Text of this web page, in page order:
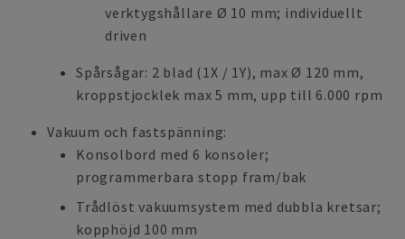
verktygshållare Ø 10 mm; individuellt
driven
Spårsågar: 2 blad (1X / 1Y), max Ø 120 mm,
kroppstjocklek max 5 mm, upp till 6.000 rpm
Vakuum och fastspänning:
Konsolbord med 6 konsoler;
programmerbara stopp fram/bak
Trådlöst vakuumsystem med dubbla kretsar;
kopphöjd 100 mm